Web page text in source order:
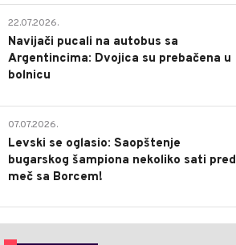
22.07.2026.
Navijači pucali na autobus sa
Argentincima: Dvojica su prebačena u
bolnicu
07.07.2026.
Levski se oglasio: Saopštenje
bugarskog šampiona nekoliko sati pred
meč sa Borcem!